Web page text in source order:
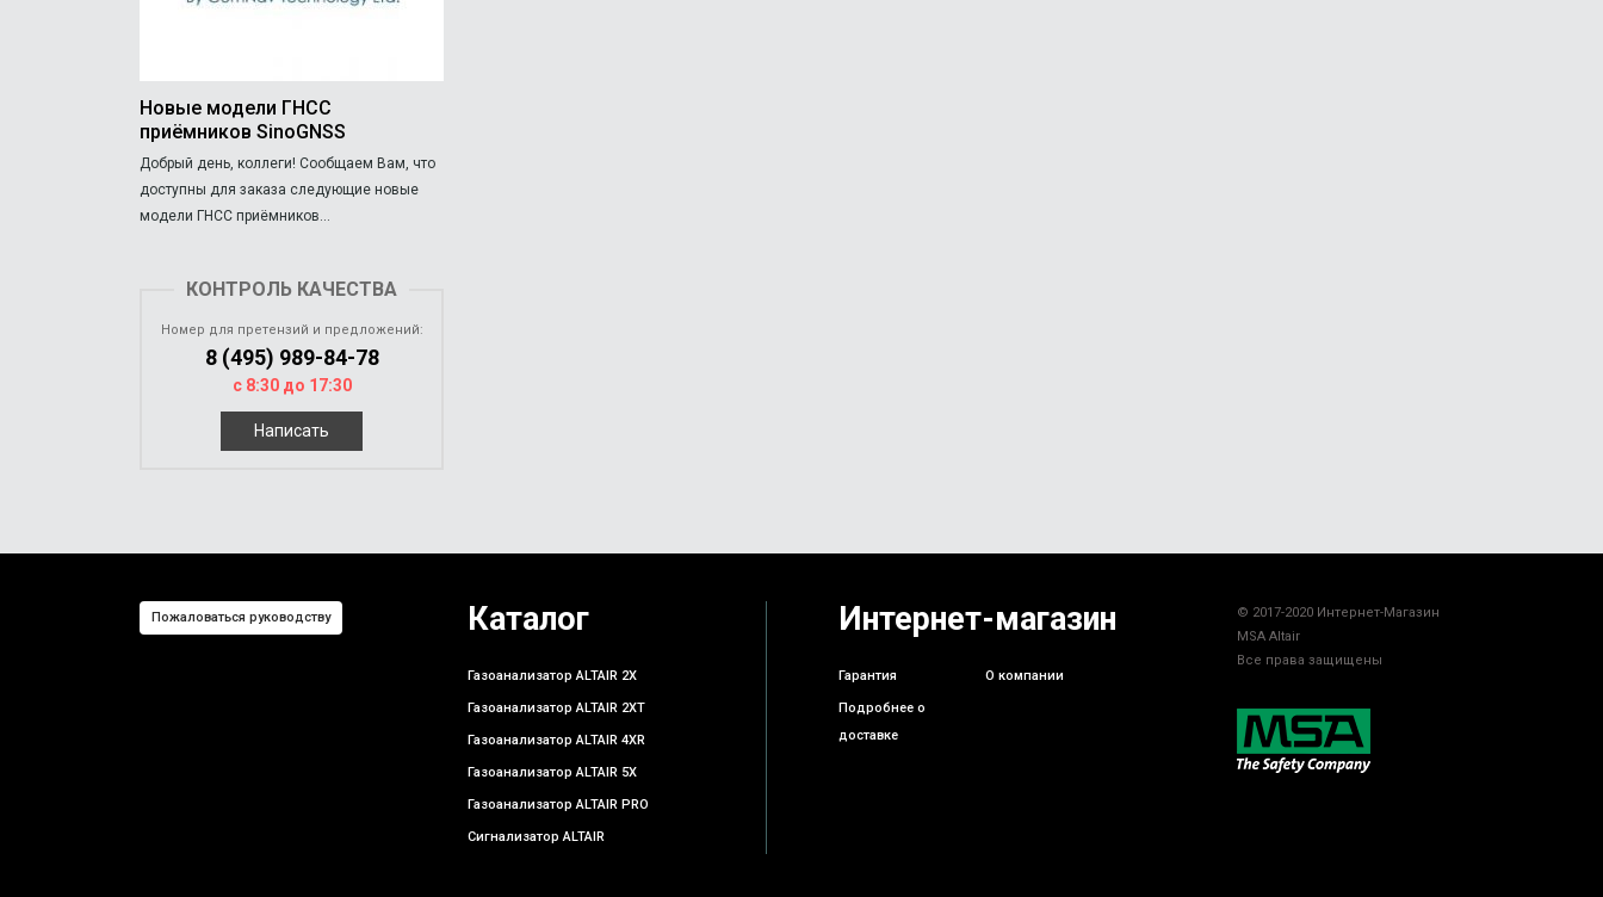
Новые модели ГНСС
приёмников SinoGNSS
Добрый день, коллеги! Сообщаем Вам, что
доступны для заказа следующие новые
модели ГНСС приёмников...
КОНТРОЛЬ КАЧЕСТВА
Номер для претензий и предложений:
8 (495) 989-84-78
с 8:30 до 17:30
Написать
Пожаловаться руководству Каталог
Газоанализатор ALTAIR 2X
Газоанализатор ALTAIR 2XT
Газоанализатор ALTAIR 4XR
Газоанализатор ALTAIR 5X
Газоанализатор ALTAIR PRO
Сигнализатор ALTAIR
Интернет-магазин
Гарантия О компании
Подробнее о
доставке
© 2017-2020 Интернет-Магазин
MSA Altair
Все права защищены